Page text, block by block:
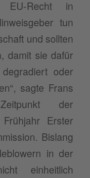
Recht in
tun
und sollten
damit sie dafür
oder
sagte Frans
der
Erster
Bislang
in der
einheitlich